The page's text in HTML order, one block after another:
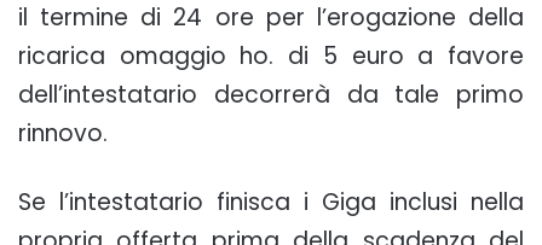
il termine di 24 ore per l’erogazione della
ricarica omaggio ho. di 5 euro a favore
dell’intestatario decorrerà da tale primo
rinnovo.
Se l’intestatario finisca i Giga inclusi nella